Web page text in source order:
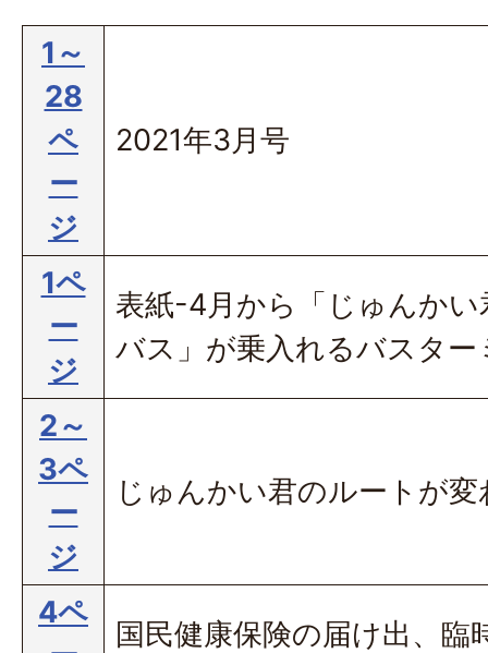
1～
28
ペ
ー
ジ
2021年3月号
1ペ
ー
ジ
表紙-4月から「じゅんかい
バス」が乗入れるバスター
2～
3ペ
ー
ジ
じゅんかい君のルートが
4ペ
国民健康保険の届け出、臨